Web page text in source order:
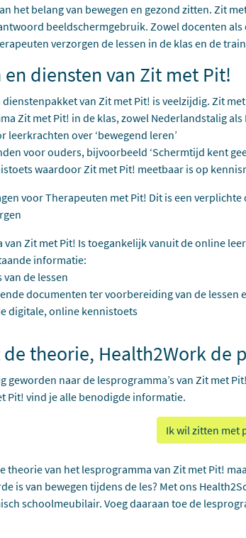
het belang van bewegen en gezond zitten. Zit
beeldschermgebruik. Zowel docenten
verzorgen de lessen in de klas en de
diensten van Zit met Pit!
van Zit met Pit! is veelzijdig. Zit
Zit met Pit! in de klas, zowel Nederlandstalig als
leerkrachten over ‘bewegend leren’
voor ouders, bijvoorbeeld ‘Schermtijd kent
waardoor Zit met Pit! meetbaar is op
voor Therapeuten met Pit! Dit is een
van Zit met Pit! Is toegankelijk vanuit de online
informatie:
de lessen
documenten ter voorbereiding van de lessen
digitale, online kennistoets
theorie, Health2Work de
geworden naar de lesprogramma’s van Zit met
Pit! vind je alle benodigde informatie.
Ik wil zitten met
theorie van het lesprogramma van Zit met Pit!
is van bewegen tijdens de les? Met ons
schoolmeubilair. Voeg daaraan toe de